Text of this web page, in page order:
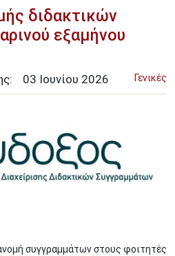
διδακτικών
εξαμήνου
Γενικές
03 Ιουνίου 2026
συγγραμμάτων στους φοιτητές